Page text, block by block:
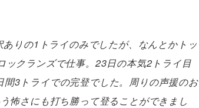
りの1トライのみでしたが、なんとかトッ
ックランズで仕事。23日の本気2トライ目
3トライでの完登でした。周りの声援のお
怖さにも打ち勝って登ることができまし